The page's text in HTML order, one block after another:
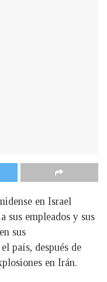
en Israel
sus empleados y sus
sus
país, después de
en Irán.